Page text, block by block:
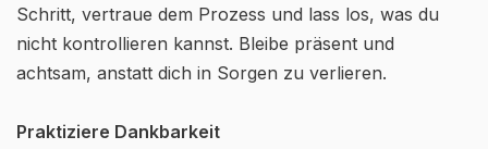
Schritt, vertraue dem Prozess und lass los, was du
nicht kontrollieren kannst. Bleibe präsent und
achtsam, anstatt dich in Sorgen zu verlieren.
Praktiziere Dankbarkeit